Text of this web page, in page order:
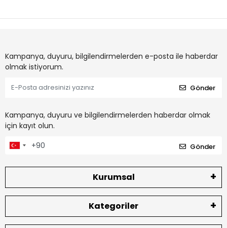
Kampanya, duyuru, bilgilendirmelerden e-posta ile haberdar
olmak istiyorum.
Gönder
Kampanya, duyuru ve bilgilendirmelerden haberdar olmak
için kayıt olun.
Gönder
Kurumsal
Kategoriler